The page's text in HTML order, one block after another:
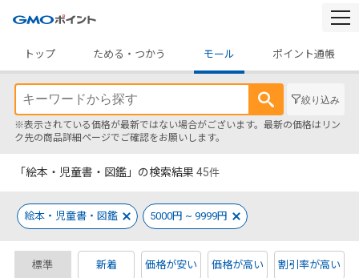
トップ
ためる・つかう モール ポイント通帳
絞り込み
※表示されている価格が最新ではない場合がございます。最新の価格はリン
ク先の商品詳細ページでご確認をお願いします。
「絵本・児童書・図鑑」の検索結果 45件
絵本・児童書・図鑑 5000円 ~ 9999円
標準 新着 価格が安い 価格が高い 割引率が高い